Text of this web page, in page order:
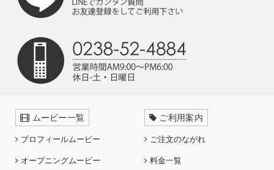
ムービー一覧
プロフィールムービー
オープニングムービー
ご利用案内
ご注文のながれ
料金一覧